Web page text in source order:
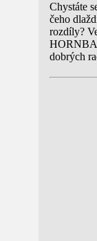
Chystáte
čeho
rozdíly?
dobrých